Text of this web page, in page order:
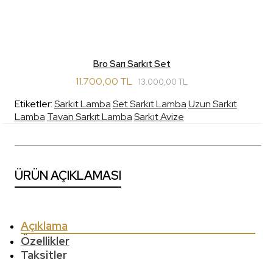
Bro Sarı Sarkıt Set
11.700,00 TL 13.000,00 TL
Etiketler:Sarkıt LambaSet Sarkıt LambaUzun Sarkıt
Lamba Tavan Sarkıt LambaSarkıt Avize
ÜRÜN AÇIKLAMASI
Açıklama
Özellikler
Taksitler